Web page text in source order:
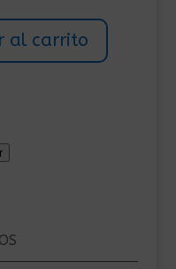
al carrito